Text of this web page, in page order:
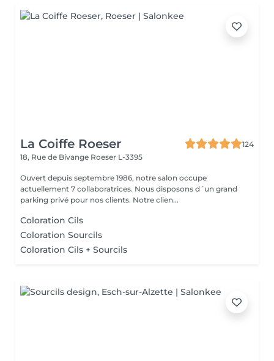
La Coiffe Roeser
124
18, Rue de Bivange Roeser L-3395
Ouvert depuis septembre 1986, notre salon occupe
actuellement 7 collaboratrices. Nous disposons d´un grand
parking privé pour nos clients. Notre clien...
Coloration Cils
Coloration Sourcils
Coloration Cils + Sourcils